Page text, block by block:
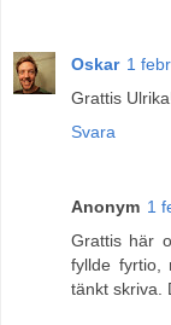
Oskar 1
Grattis
Svara
Anonym 1
Grattis här
fyllde fyrtio,
tänkt skriva.